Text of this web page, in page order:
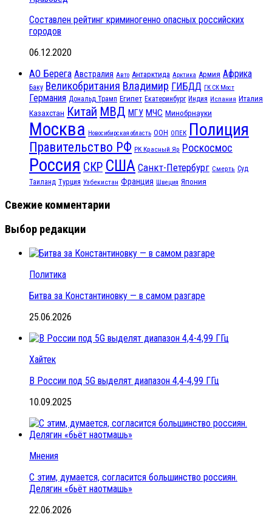
Составлен рейтинг криминогенно опасных российских
городов
06.12.2020
АО Берега Австралия Авто Антарктида Арктика Армия Африка
Баку Великобритания Владимир ГИБДД ГК СК Мост
Германия Дональд Трамп Египет Екатеринбург Индия Испания Италия
Казахстан Китай МВД МГУ МЧС Минобрнауки
Москва Новосибирская область ООН ОПЕК Полиция
Правительство РФ РК Красный Яр Роскосмос
Россия СКР США Санкт-Петербург Смерть Суд
Таиланд Турция Узбекистан Франция Швеция Япония
Свежие комментарии
Выбор редакции
Политика
Битва за Константиновку — в самом разгаре
25.06.2026
Хайтек
В России под 5G выделят диапазон 4,4-4,99 ГГц
10.09.2025
Мнения
С этим, думается, согласится большинство россиян.
Делягин «бьёт наотмашь»
22.06.2026